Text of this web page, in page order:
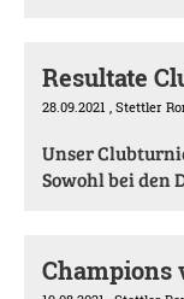
28.09.2021 , Stettler
Unser
Sowohl bei den
Champions